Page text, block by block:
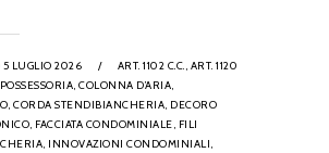
5 LUGLIO 2026 / ART. 1102 C.C., ART. 1120
COLONNA D’ARIA,
CORDA STENDIBIANCHERIA, DECORO
FACCIATA CONDOMINIALE, FILI
INNOVAZIONI CONDOMINIALI,